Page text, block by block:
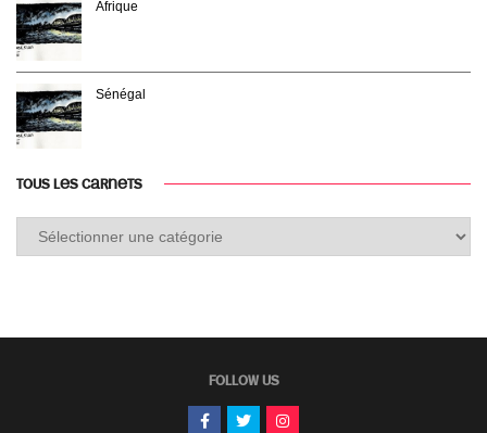
Afrique
Sénégal
TOUS LES CARNETS
FOLLOW US